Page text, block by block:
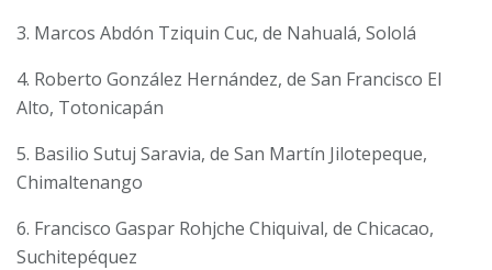
3. Marcos Abdón Tziquin Cuc, de Nahualá, Sololá
4. Roberto González Hernández, de San Francisco El
Alto, Totonicapán
5. Basilio Sutuj Saravia, de San Martín Jilotepeque,
Chimaltenango
6. Francisco Gaspar Rohjche Chiquival, de Chicacao,
Suchitepéquez